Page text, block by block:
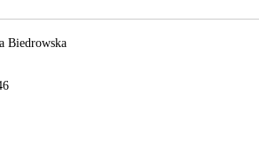
Biedrowska